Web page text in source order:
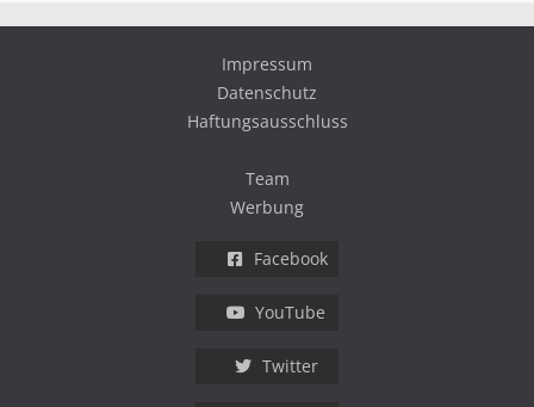
Impressum
Datenschutz
Haftungsausschluss
Team
Werbung
Facebook
YouTube
Twitter